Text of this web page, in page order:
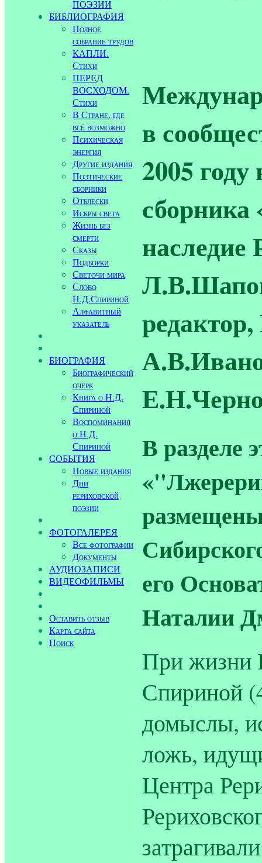
ПОЭЗИИ
БИБЛИОГРАФИЯ
Полное
собрание трудов
КАПЛИ.
Стихи
ПЕРЕД
ВОСХОДОМ.
Стихи
В Стране, где
всё возможно
Психическая
энергия
Другие издания
Поэтические
сборники
Отблески
Искры света
Жизнь без
смерти
Сказы
Подборки
Светочи мира
Слово
Н.Д.Спириной
Алфавитный
указатель
БИОГРАФИЯ
Биографический
очерк
Книга о Н.Д.
Спириной
Воспоминания
о Н.Д.
Спириной
СОБЫТИЯ
Новые издания
Дни
рериховской
поэзии
ФОТОГАЛЕРЕЯ
Все фотографии
Документы
АУДИОЗАПИСИ
ВИДЕОФИЛЬМЫ
Оставить отзыв
Карта сайта
Поиск
в
2005
наследие
В разделе
его
Наталии
При жизни
Спириной
домыслы,
ложь,
Центра